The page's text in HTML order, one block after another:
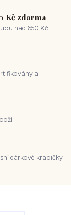
Kč zdarma
nad 650 Kč
a
dárkové krabičky